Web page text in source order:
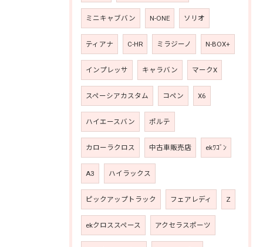
ミニキャブバン N-ONE ソリオ
ティアナ C-HR ミラジーノ N-BOX+
インプレッサ キャラバン マークX
スペーシアカスタム コペン X6
ハイエースバン ポルテ
カローラクロス 中古車販売店 ekﾜｺﾞﾝ
A3 ハイラックス
ピックアップトラック フェアレディ Z
ekクロススペース アクセラスポーツ